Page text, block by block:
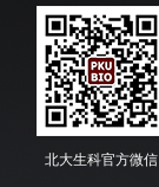
北大生科官方微信